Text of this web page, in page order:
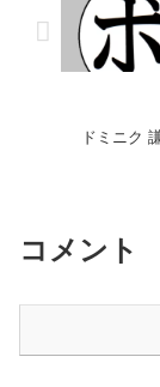
ドミニク
コメント